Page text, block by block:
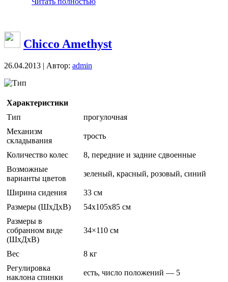
Chicco Amethyst
26.04.2013 | Автор: admin
Тип
Характеристики
Тип
прогулочная
Механизм
складывания
трость
Количество колес
8, передние и задние сдвоенные
Возможные
варианты цветов
зеленый, красный, розовый, синий
Ширина сидения
33 см
Размеры (ШxДxВ)
54x105x85 см
Размеры в
собранном виде
(ШxДxВ)
34×110 см
Вес
8 кг
Регулировка
наклона спинки
есть, число положений — 5